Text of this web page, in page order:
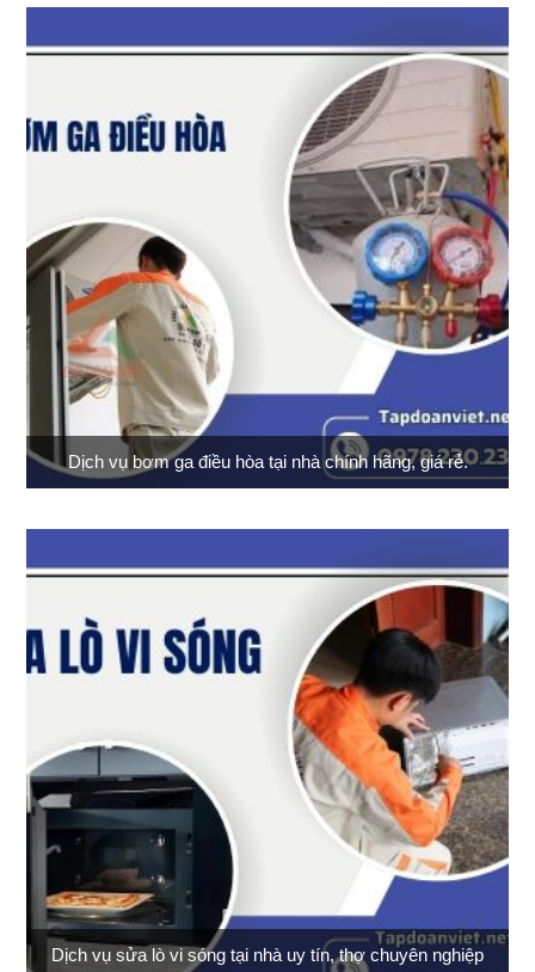
Dịch vụ bơm ga điều hòa tại nhà chính hãng, giá rẻ.
Dịch vụ sửa lò vi sóng tại nhà uy tín, thợ chuyên nghiệp